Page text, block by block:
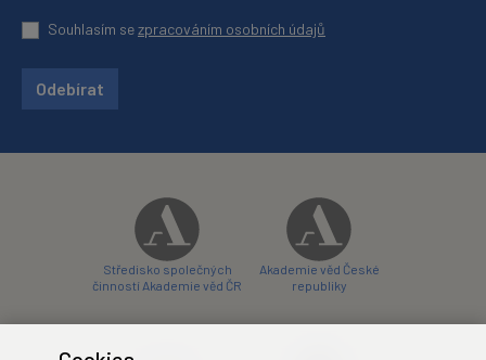
Souhlasím sezpracováním osobních údajů
Odebírat
Středisko společných
činností Akademie věd ČR
Akademie věd České
republiky